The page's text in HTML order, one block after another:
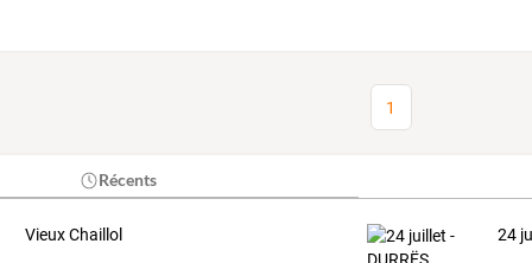
1
Récents
Vieux Chaillol 24